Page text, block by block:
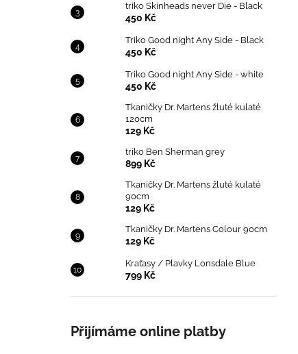
triko Skinheads never Die - Black
450 Kč
Triko Good night Any Side - Black
450 Kč
Triko Good night Any Side - white
450 Kč
Tkaničky Dr. Martens žluté kulaté
120cm
129 Kč
triko Ben Sherman grey
899 Kč
Tkaničky Dr. Martens žluté kulaté
90cm
129 Kč
Tkaničky Dr. Martens Colour 90cm
129 Kč
Kraťasy / Plavky Lonsdale Blue
799 Kč
Přijímáme online platby